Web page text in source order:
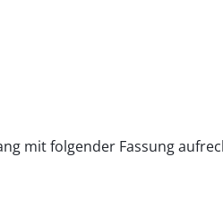
mit folgender Fassung